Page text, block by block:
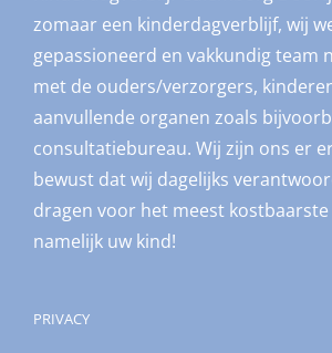
zomaar een kinderdagverblijf, wij
gepassioneerd en vakkundig team
met de ouders/verzorgers,
aanvullende organen zoals
consultatiebureau. Wij zijn ons er
bewust dat wij dagelijks
dragen voor het meest kostbaarste
namelijk uw kind!
PRIVACY